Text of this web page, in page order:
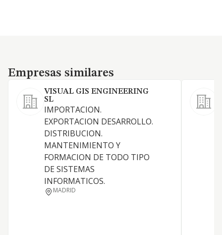
Empresas similares
Empresas similares
VISUAL GIS ENGINEERING
SL
IMPORTACION.
EXPORTACION DESARROLLO.
DISTRIBUCION.
MANTENIMIENTO Y
FORMACION DE TODO TIPO
DE SISTEMAS
INFORMATICOS.
MADRID